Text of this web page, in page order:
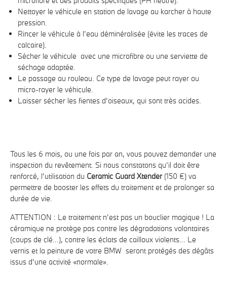
Nettoyer le véhicule en station de lavage au karcher à haute
pression.
Rincer le véhicule à l’eau déminéralisée (évite les traces de
calcaire).
Sécher le véhicule avec une microfibre ou une serviette de
séchage adaptée.
Le passage au rouleau. Ce type de lavage peut rayer ou
micro-rayer le véhicule.
Laisser sécher les fientes d’oiseaux, qui sont très acides.
Tous les 6 mois, ou une fois par an, vous pouvez demander une
inspection du revêtement. Si nous constatons qu’il doit être
renforcé, l’utilisation du Ceramic Guard Xtender (150 €) va
permettre de booster les effets du traitement et de prolonger sa
durée de vie.
ATTENTION : Le traitement n’est pas un bouclier magique ! La
céramique ne protège pas contre les dégradations volontaires
(coups de clé...), contre les éclats de cailloux violents... Le
vernis et la peinture de votre BMW seront protégés des dégâts
issus d’une activité «normale».